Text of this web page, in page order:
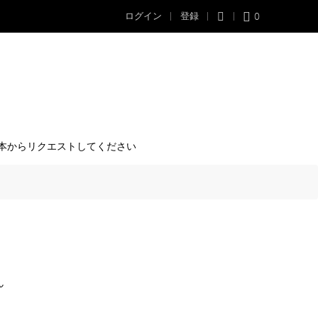
ログイン 登録 0
からリクエストしてください